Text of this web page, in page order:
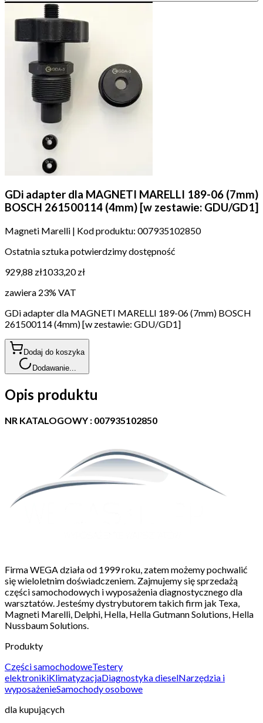
GDi adapter dla MAGNETI MARELLI 189-06 (7mm)
BOSCH 261500114 (4mm) [w zestawie: GDU/GD1]
Magneti Marelli | Kod produktu: 007935102850
Ostatnia sztuka potwierdzimy dostępność
929,88 zł1033,20 zł
zawiera 23% VAT
GDi adapter dla MAGNETI MARELLI 189-06 (7mm) BOSCH
261500114 (4mm) [w zestawie: GDU/GD1]
Dodaj do koszyka
Dodawanie...
Opis produktu
NR KATALOGOWY : 007935102850
Firma WEGA działa od 1999 roku, zatem możemy pochwalić
się wieloletnim doświadczeniem. Zajmujemy się sprzedażą
części samochodowych i wyposażenia diagnostycznego dla
warsztatów. Jesteśmy dystrybutorem takich firm jak Texa,
Magneti Marelli, Delphi, Hella, Hella Gutmann Solutions, Hella
Nussbaum Solutions.
Produkty
Części samochodoweTestery
elektronikiKlimatyzacjaDiagnostyka dieselNarzędzia i
wyposażenieSamochody osobowe
dla kupujących